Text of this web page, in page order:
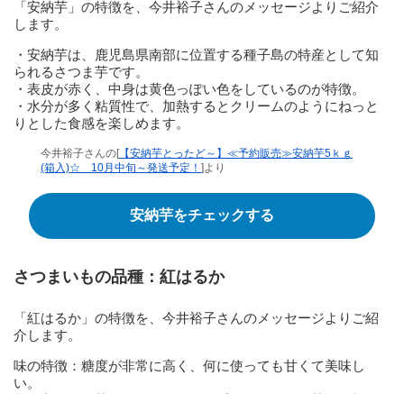
「安納芋」の特徴を、今井裕子さんのメッセージよりご紹介
します。
・安納芋は、鹿児島県南部に位置する種子島の特産として知
られるさつま芋です。
・表皮が赤く、中身は黄色っぽい色をしているのが特徴。
・水分が多く粘質性で、加熱するとクリームのようにねっと
りとした食感を楽しめます。
今井裕子さんの[【安納芋とったど～】≪予約販売≫安納芋5ｋｇ
(箱入)☆ 10月中旬～発送予定！ ]より
安納芋をチェックする
さつまいもの品種：紅はるか
「紅はるか」の特徴を、今井裕子さんのメッセージよりご紹
介します。
味の特徴：糖度が非常に高く、何に使っても甘くて美味し
い。